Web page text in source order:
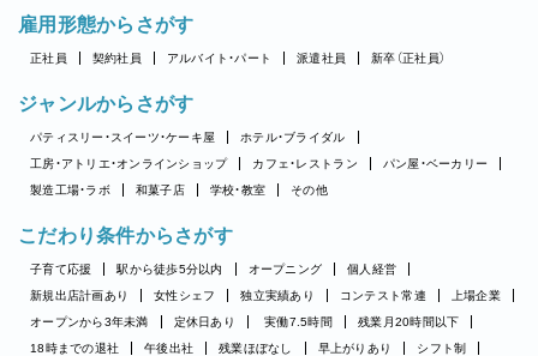
雇用形態からさがす
正社員 契約社員 アルバイト・パート 派遣社員 新卒（正社員）
ジャンルからさがす
パティスリー・スイーツ・ケーキ屋
ホテル・ブライダル
工房・アトリエ・オンラインショップ
カフェ・レストラン
パン屋・ベーカリー
製造工場・ラボ
和菓子店 学校・教室 その他
こだわり条件からさがす
子育て応援 駅から徒歩5分以内 オープニング
個人経営
新規出店計画あり
女性シェフ 独立実績あり コンテスト常連
上場企業
オープンから3年未満
定休日あり 実働7.5時間
残業月20時間以下
18時までの退社
午後出社 残業ほぼなし 早上がりあり
シフト制